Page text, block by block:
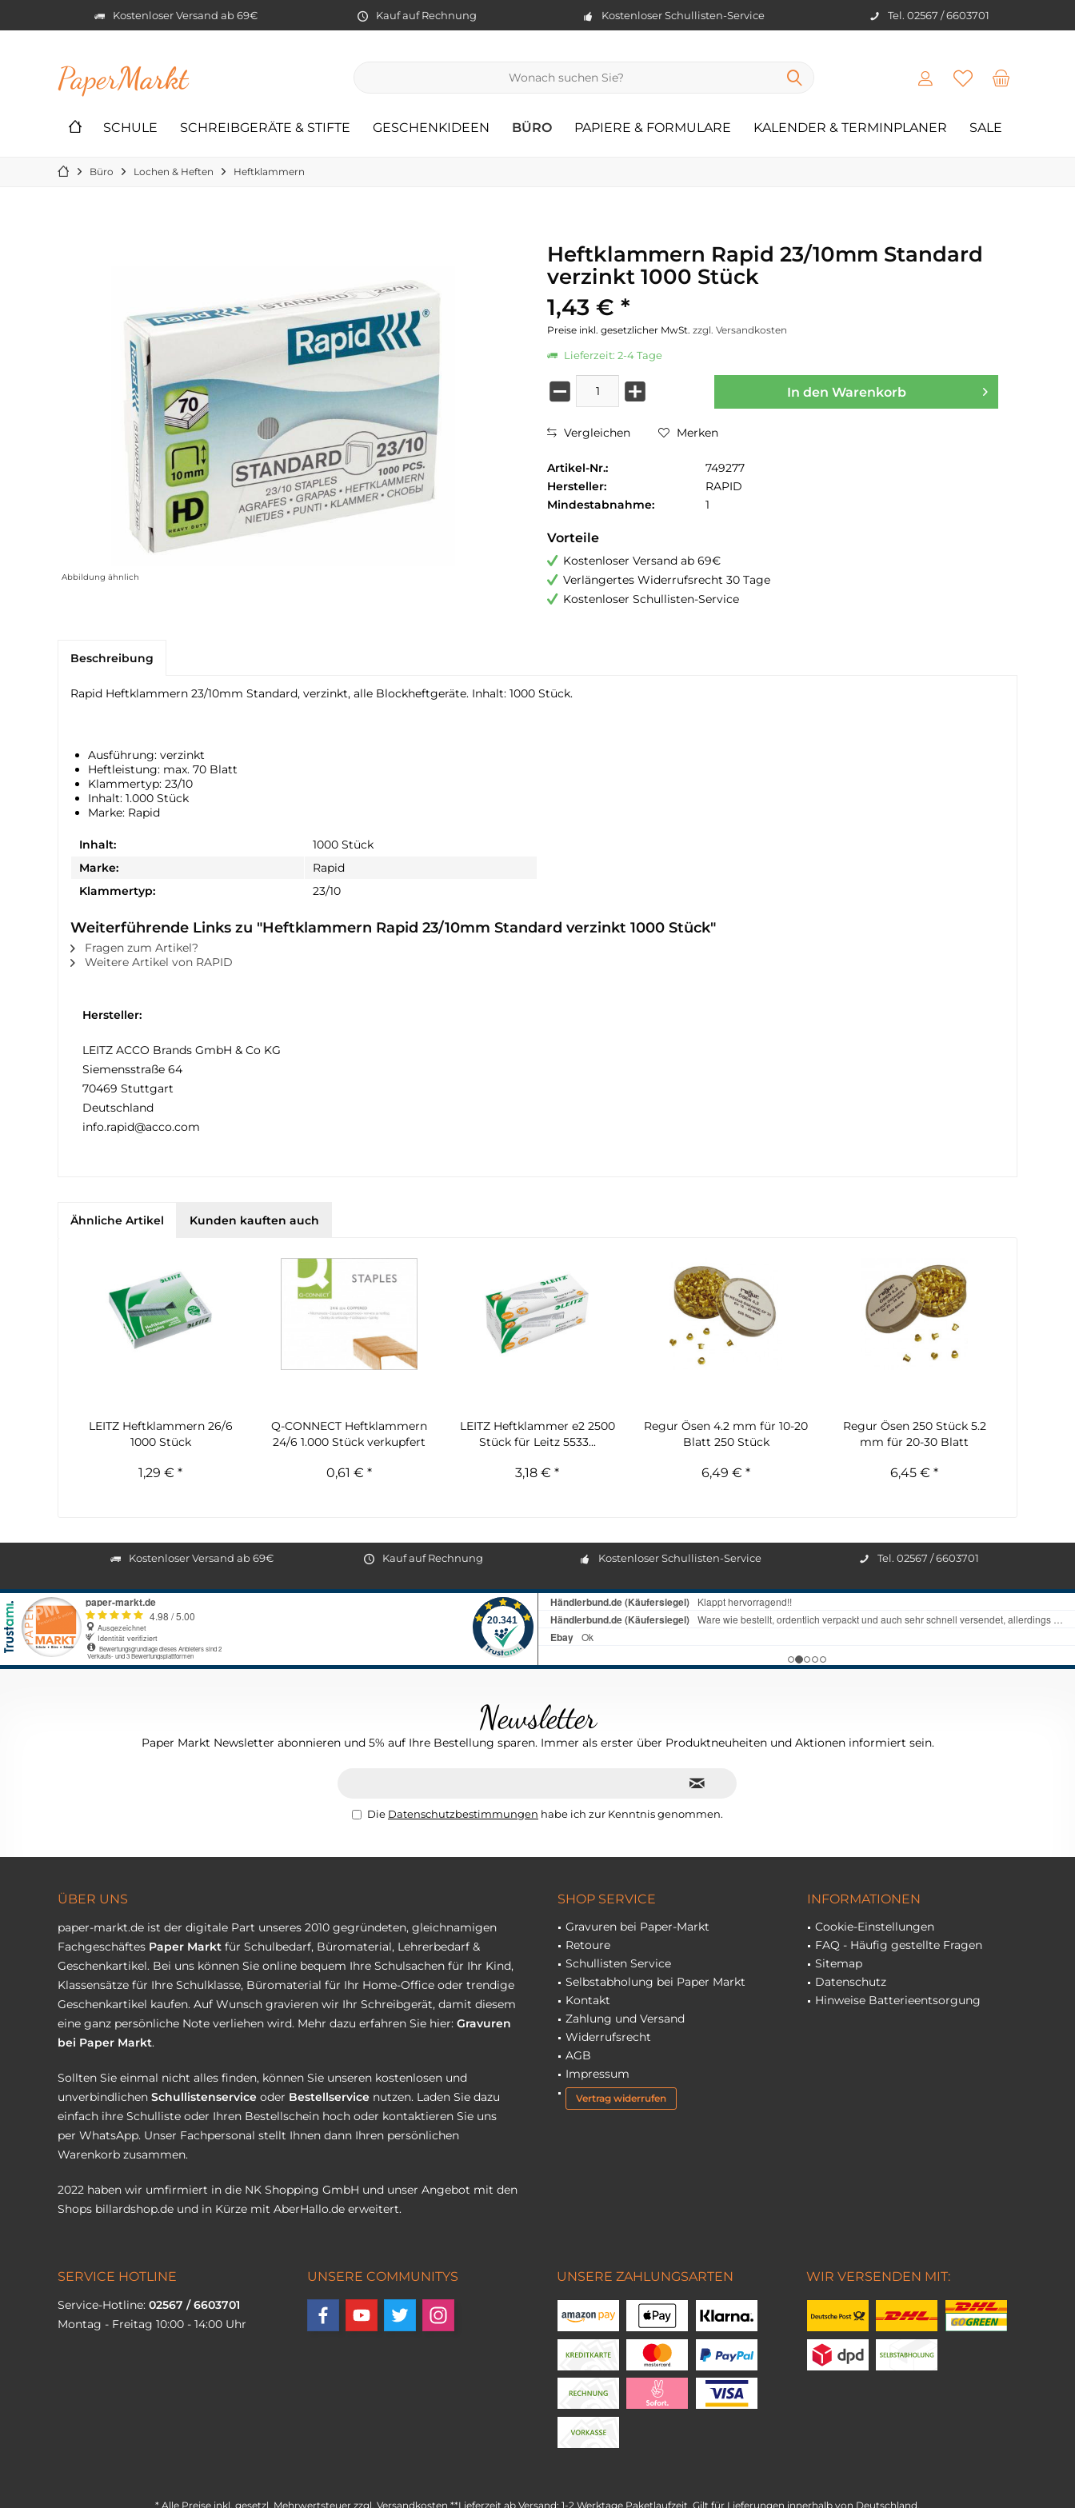
Kostenloser Versand ab 69€ Kauf auf Rechnung Kostenloser Schullisten-Service Tel. 02567 / 6603701
PaperMarkt
SCHULE SCHREIBGERÄTE & STIFTE GESCHENKIDEEN BÜRO PAPIERE & FORMULARE KALENDER & TERMINPLANER SALE
Büro Lochen & Heften Heftklammern
Abbildung ähnlich
Heftklammern Rapid 23/10mm Standard
verzinkt 1000 Stück
1,43 € *
Preise inkl. gesetzlicher MwSt. zzgl. Versandkosten
Lieferzeit: 2-4 Tage
In den Warenkorb
Vergleichen Merken
Artikel-Nr.:
749277
Hersteller:
RAPID
Mindestabnahme:
1
Vorteile
Kostenloser Versand ab 69€
Verlängertes Widerrufsrecht 30 Tage
Kostenloser Schullisten-Service
Beschreibung
Rapid Heftklammern 23/10mm Standard, verzinkt, alle Blockheftgeräte. Inhalt: 1000 Stück.
Ausführung: verzinkt
Heftleistung: max. 70 Blatt
Klammertyp: 23/10
Inhalt: 1.000 Stück
Marke: Rapid
Inhalt:
1000 Stück
Marke:
Rapid
Klammertyp:
23/10
Weiterführende Links zu "Heftklammern Rapid 23/10mm Standard verzinkt 1000 Stück"
Fragen zum Artikel?
Weitere Artikel von RAPID
Hersteller:
LEITZ ACCO Brands GmbH & Co KG
Siemensstraße 64
70469 Stuttgart
Deutschland
info.rapid@acco.com
Ähnliche Artikel Kunden kauften auch
LEITZ Heftklammern 26/6
1000 Stück
1,29 € *
Q-CONNECT Heftklammern
24/6 1.000 Stück verkupfert
0,61 € *
LEITZ Heftklammer e2 2500
Stück für Leitz 5533...
3,18 € *
Regur Ösen 4.2 mm für 10-20
Blatt 250 Stück
6,49 € *
Regur Ösen 250 Stück 5.2
mm für 20-30 Blatt
6,45 € *
Kostenloser Versand ab 69€ Kauf auf Rechnung Kostenloser Schullisten-Service Tel. 02567 / 6603701
Newsletter
Paper Markt Newsletter abonnieren und 5% auf Ihre Bestellung sparen. Immer als erster über Produktneuheiten und Aktionen informiert sein.
Die Datenschutzbestimmungen habe ich zur Kenntnis genommen.
ÜBER UNS
paper-markt.de ist der digitale Part unseres 2010 gegründeten, gleichnamigen
Fachgeschäftes Paper Markt für Schulbedarf, Büromaterial, Lehrerbedarf &
Geschenkartikel. Bei uns können Sie online bequem Ihre Schulsachen für Ihr Kind,
Klassensätze für Ihre Schulklasse, Büromaterial für Ihr Home-Office oder trendige
Geschenkartikel kaufen. Auf Wunsch gravieren wir Ihr Schreibgerät, damit diesem
eine ganz persönliche Note verliehen wird. Mehr dazu erfahren Sie hier: Gravuren
bei Paper Markt.
Sollten Sie einmal nicht alles finden, können Sie unseren kostenlosen und
unverbindlichen Schullistenservice oder Bestellservice nutzen. Laden Sie dazu
einfach ihre Schulliste oder Ihren Bestellschein hoch oder kontaktieren Sie uns
per WhatsApp. Unser Fachpersonal stellt Ihnen dann Ihren persönlichen
Warenkorb zusammen.
2022 haben wir umfirmiert in die NK Shopping GmbH und unser Angebot mit den
Shops billardshop.de und in Kürze mit AberHallo.de erweitert.
SHOP SERVICE
Gravuren bei Paper-Markt
Retoure
Schullisten Service
Selbstabholung bei Paper Markt
Kontakt
Zahlung und Versand
Widerrufsrecht
AGB
Impressum
Vertrag widerrufen
INFORMATIONEN
Cookie-Einstellungen
FAQ - Häufig gestellte Fragen
Sitemap
Datenschutz
Hinweise Batterieentsorgung
SERVICE HOTLINE
Service-Hotline: 02567 / 6603701
Montag - Freitag 10:00 - 14:00 Uhr
UNSERE COMMUNITYS UNSERE ZAHLUNGSARTEN WIR VERSENDEN MIT:
* Alle Preise inkl. gesetzl. Mehrwertsteuer zzgl. Versandkosten **Lieferzeit ab Versand: 1-2 Werktage Paketlaufzeit. Gilt für Lieferungen innerhalb von Deutschland.